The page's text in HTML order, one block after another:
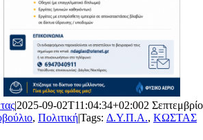
|2025-09-02T11:04:34+02:002
, Πολιτική|Tags: Δ.Υ.Π.Α., ΚΩΣΤΑΣ